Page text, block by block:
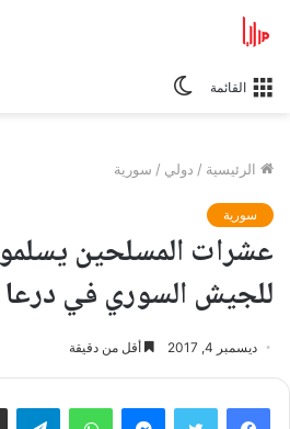
القائمة
الرئيسية / دولي / سورية
سورية
عشرات المسلحين
للجيش السوري في درعا
ديسمبر 4, 2017 أقل من دقيقة
فيسبوك تويتر ماسنجر واتساب